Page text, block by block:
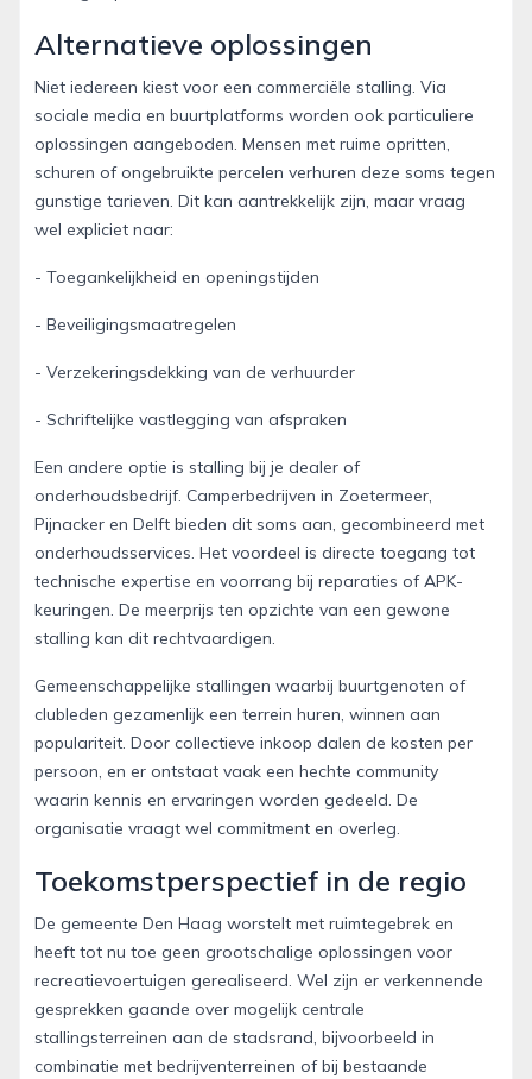
Alternatieve oplossingen
Niet iedereen kiest voor een commerciële stalling. Via
sociale media en buurtplatforms worden ook particuliere
oplossingen aangeboden. Mensen met ruime opritten,
schuren of ongebruikte percelen verhuren deze soms tegen
gunstige tarieven. Dit kan aantrekkelijk zijn, maar vraag
wel expliciet naar:
- Toegankelijkheid en openingstijden
- Beveiligingsmaatregelen
- Verzekeringsdekking van de verhuurder
- Schriftelijke vastlegging van afspraken
Een andere optie is stalling bij je dealer of
onderhoudsbedrijf. Camperbedrijven in Zoetermeer,
Pijnacker en Delft bieden dit soms aan, gecombineerd met
onderhoudsservices. Het voordeel is directe toegang tot
technische expertise en voorrang bij reparaties of APK-
keuringen. De meerprijs ten opzichte van een gewone
stalling kan dit rechtvaardigen.
Gemeenschappelijke stallingen waarbij buurtgenoten of
clubleden gezamenlijk een terrein huren, winnen aan
populariteit. Door collectieve inkoop dalen de kosten per
persoon, en er ontstaat vaak een hechte community
waarin kennis en ervaringen worden gedeeld. De
organisatie vraagt wel commitment en overleg.
Toekomstperspectief in de regio
De gemeente Den Haag worstelt met ruimtegebrek en
heeft tot nu toe geen grootschalige oplossingen voor
recreatievoertuigen gerealiseerd. Wel zijn er verkennende
gesprekken gaande over mogelijk centrale
stallingsterreinen aan de stadsrand, bijvoorbeeld in
combinatie met bedrijventerreinen of bij bestaande